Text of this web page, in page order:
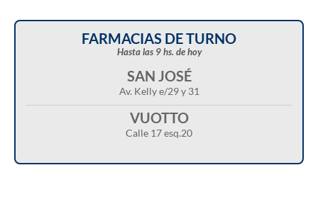
FARMACIAS DE TURNO
Hasta las 9 hs. de hoy
SAN JOSÉ
Av. Kelly e/29 y 31
VUOTTO
Calle 17 esq.20